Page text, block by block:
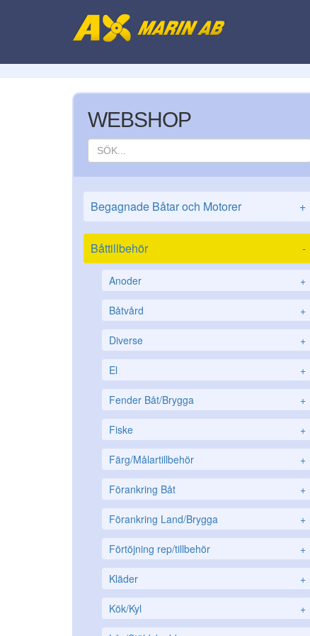
WEBSHOP
Begagnade Båtar och Motorer +
Båttillbehör -
Anoder +
Båtvård +
Diverse +
El +
Fender Båt/Brygga +
Fiske +
Färg/Målartillbehör +
Förankring Båt +
Förankring Land/Brygga +
Förtöjning rep/tillbehör +
Kläder +
Kök/Kyl +